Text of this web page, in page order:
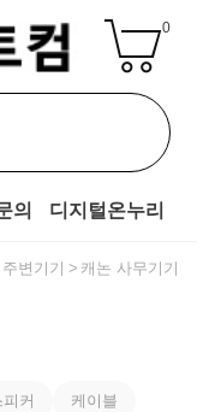
0
의 디지털온누리
주변기기 캐논 사무기기
피커 케이블